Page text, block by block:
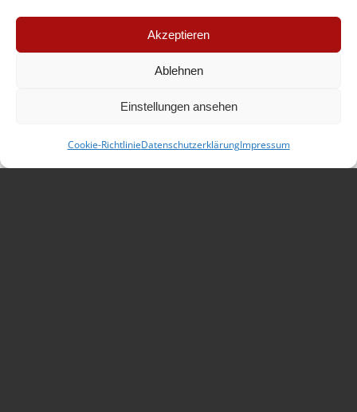
Akzeptieren
Ablehnen
Einstellungen ansehen
Cookie-RichtlinieDatenschutzerklärungImpressum
robuste Pflastersteine
leicht zu reinigende Terrassenbeläge und
Mauern unterschiedlichster Art und